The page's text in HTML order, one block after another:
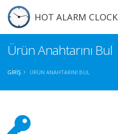
HOT ALARM CLOCK
Ürün Anahtarını Bul
GIRIŞ ÜRÜN ANAHTARINI BUL